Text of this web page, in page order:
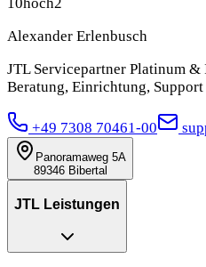
Alexander Erlenbusch
JTL Servicepartner Platinum &
Beratung, Einrichtung, Support
+49 7308 70461-00
Panoramaweg 5A
89346 Bibertal
JTL Leistungen